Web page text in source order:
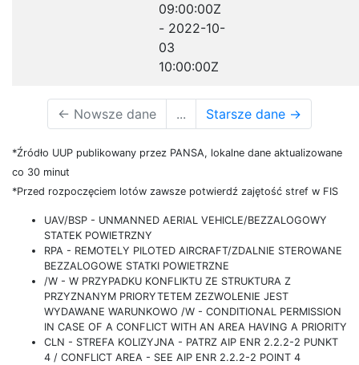
09:00:00Z
- 2022-10-
03
10:00:00Z
← Nowsze dane ... Starsze dane →
*Źródło UUP publikowany przez PANSA, lokalne dane aktualizowane
co 30 minut
*Przed rozpoczęciem lotów zawsze potwierdź zajętość stref w FIS
UAV/BSP - UNMANNED AERIAL VEHICLE/BEZZALOGOWY
STATEK POWIETRZNY
RPA - REMOTELY PILOTED AIRCRAFT/ZDALNIE STEROWANE
BEZZALOGOWE STATKI POWIETRZNE
/W - W PRZYPADKU KONFLIKTU ZE STRUKTURA Z
PRZYZNANYM PRIORYTETEM ZEZWOLENIE JEST
WYDAWANE WARUNKOWO /W - CONDITIONAL PERMISSION
IN CASE OF A CONFLICT WITH AN AREA HAVING A PRIORITY
CLN - STREFA KOLIZYJNA - PATRZ AIP ENR 2.2.2-2 PUNKT
4 / CONFLICT AREA - SEE AIP ENR 2.2.2-2 POINT 4